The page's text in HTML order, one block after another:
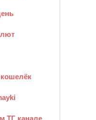
кошелёк